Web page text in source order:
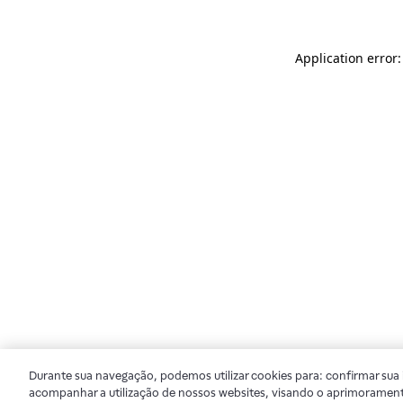
Application
Durante sua navegação, podemos utilizar cookies para: confirmar
acompanhar a utilização de nossos websites, visando o